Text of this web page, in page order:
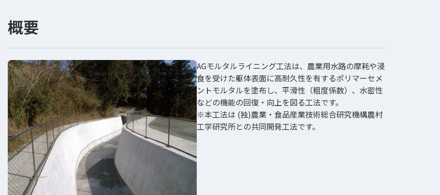
概要
AGモルタルライニング工法は、農業用水路の摩耗や浸
食を受けた躯体表面に高耐久性を有するポリマーセメ
ントモルタルを塗布し、平滑性（粗度係数）、水密性
などの機能の回復・向上を図る工法です。
※本工法は (独)農業・食品産業技術総合研究機構農村
工学研究所との共同開発工法です。